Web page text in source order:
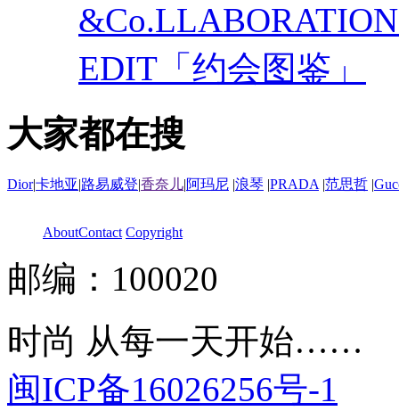
EDIT「约会图鉴」
大家都在搜
Dior|卡地亚|路易威登|香奈儿|阿玛尼 |浪琴 |PRADA |范思哲 |
AboutContact Copyright
邮编：100020
时尚 从每一天开始……
闽ICP备16026256号-1